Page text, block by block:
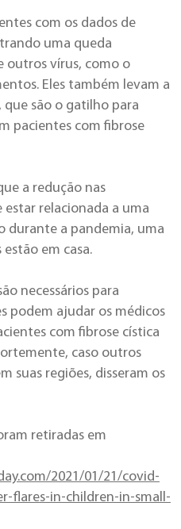
com os dados de
uma queda
outros vírus, como o
Eles também levam a
que são o gatilho para
pacientes com fibrose
a redução nas
relacionada a uma
durante a pandemia, uma
estão em casa.
necessários para
podem ajudar os médicos
com fibrose cística
caso outros
suas regiões, disseram os
retiradas em
2021/01/21/covid-
flares-in-children-in-small-